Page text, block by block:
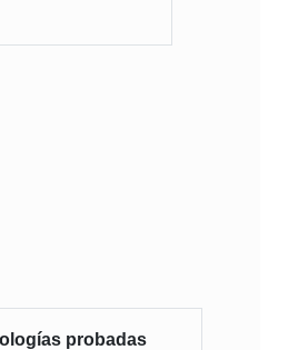
probadas